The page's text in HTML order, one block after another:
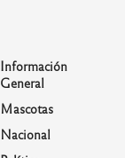
Información
General
Mascotas
Nacional